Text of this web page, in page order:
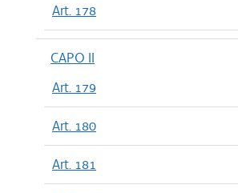
Art. 178
CAPO II
Art. 179
Art. 180
Art. 181